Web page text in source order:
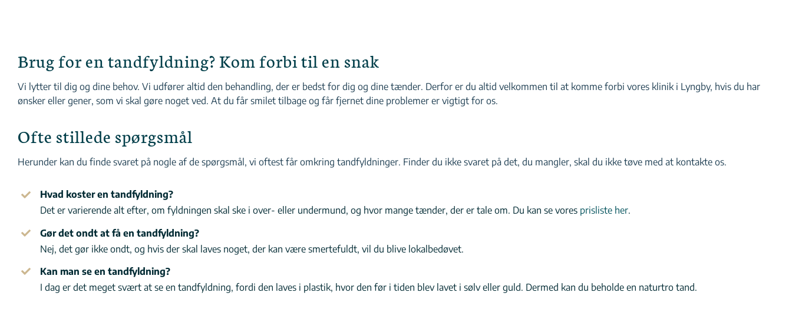
Brug for en tandfyldning? Kom forbi til en snak
Vi lytter til dig og dine behov. Vi udfører altid den behandling, der er bedst for dig og dine tænder. Derfor er du altid velkommen til at komme forbi vores klinik i Lyngby, hvis du har
ønsker eller gener, som vi skal gøre noget ved. At du får smilet tilbage og får fjernet dine problemer er vigtigt for os.
Ofte stillede spørgsmål
Herunder kan du finde svaret på nogle af de spørgsmål, vi oftest får omkring tandfyldninger. Finder du ikke svaret på det, du mangler, skal du ikke tøve med at kontakte os.
Hvad koster en tandfyldning?
Det er varierende alt efter, om fyldningen skal ske i over- eller undermund, og hvor mange tænder, der er tale om. Du kan se vores prisliste her.
Gør det ondt at få en tandfyldning?
Nej, det gør ikke ondt, og hvis der skal laves noget, der kan være smertefuldt, vil du blive lokalbedøvet.
Kan man se en tandfyldning?
I dag er det meget svært at se en tandfyldning, fordi den laves i plastik, hvor den før i tiden blev lavet i sølv eller guld. Dermed kan du beholde en naturtro tand.